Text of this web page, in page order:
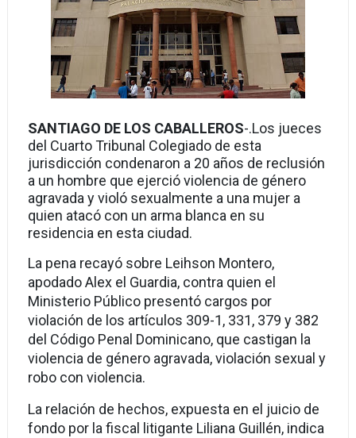
SANTIAGO DE LOS CABALLEROS-.Los jueces
del Cuarto Tribunal Colegiado de esta
jurisdicción condenaron a 20 años de reclusión
a un hombre que ejerció violencia de género
agravada y violó sexualmente a una mujer a
quien atacó con un arma blanca en su
residencia en esta ciudad.
La pena recayó sobre Leihson Montero,
apodado Alex el Guardia, contra quien el
Ministerio Público presentó cargos por
violación de los artículos 309-1, 331, 379 y 382
del Código Penal Dominicano, que castigan la
violencia de género agravada, violación sexual y
robo con violencia.
La relación de hechos, expuesta en el juicio de
fondo por la fiscal litigante Liliana Guillén, indica